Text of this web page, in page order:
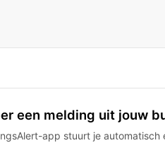
een melding uit jouw
app stuurt je automatisch